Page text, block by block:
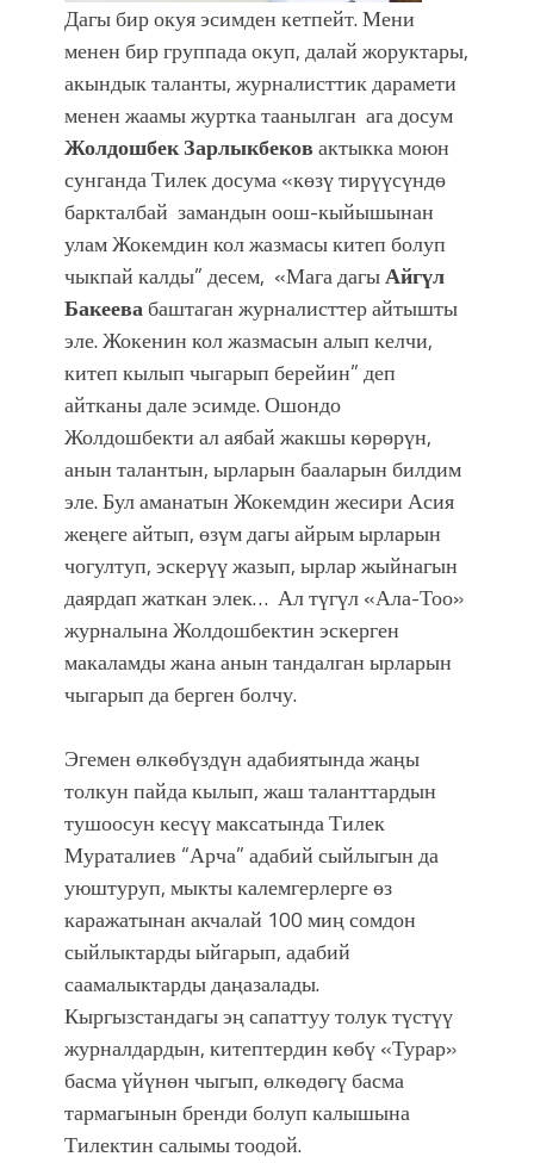
Дагы бир окуя эсимден кетпейт. Мени
менен бир группада окуп, далай жоруктары,
акындык таланты, журналисттик дарамети
менен жаамы журтка таанылган ага досум
Жолдошбек Зарлыкбековактыкка моюн
сунганда Тилек досума «көзү тирүүсүндө
баркталбай замандын оош-кыйышынан
улам Жокемдин кол жазмасы китеп болуп
чыкпай калды” десем, «Мага дагыАйгүл
Бакеевабаштаган журналисттер айтышты
эле. Жокенин кол жазмасын алып келчи,
китеп кылып чыгарып берейин” деп
айтканы дале эсимде. Ошондо
Жолдошбекти ал аябай жакшы көрөрүн,
анын талантын, ырларын бааларын билдим
эле. Бул аманатын Жокемдин жесири Асия
жеңеге айтып, өзүм дагы айрым ырларын
чогултуп, эскерүү жазып, ырлар жыйнагын
даярдап жаткан элек… Ал түгүл «Ала-Тоо»
журналына Жолдошбектин эскерген
макаламды жана анын тандалган ырларын
чыгарып да берген болчу.
Эгемен өлкөбүздүн адабиятында жаңы
толкун пайда кылып, жаш таланттардын
тушоосун кесүү максатында Тилек
Мураталиев “Арча” адабий сыйлыгын да
уюштуруп, мыкты калемгерлерге өз
каражатынан акчалай 100 миң сомдон
сыйлыктарды ыйгарып, адабий
саамалыктарды даңазалады.
Кыргызстандагы эң сапаттуу толук түстүү
журналдардын, китептердин көбү «Турар»
басма үйүнөн чыгып, өлкөдөгү басма
тармагынын бренди болуп калышына
Тилектин салымы тоодой.